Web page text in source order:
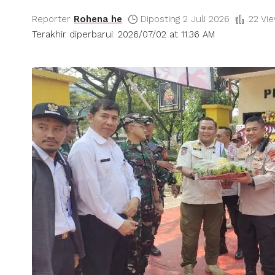
Terakhir diperbarui: 2026/07/02 at 11:36 AM
Reporter Rohena he Diposting 2 Juli 2026 22